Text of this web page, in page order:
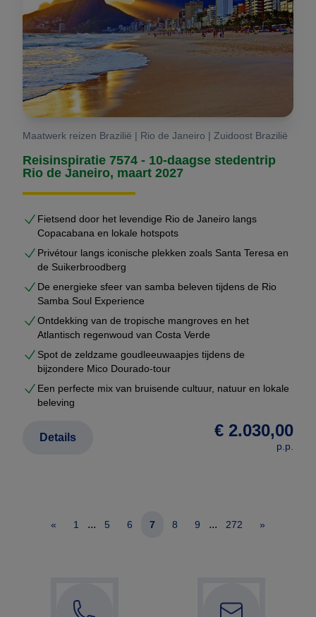
Maatwerk reizen Brazilië | Rio de Janeiro | Zuidoost Brazilië
Reisinspiratie 7574 - 10-daagse stedentrip
Rio de Janeiro, maart 2027
Fietsend door het levendige Rio de Janeiro langs
Copacabana en lokale hotspots
Privétour langs iconische plekken zoals Santa Teresa en
de Suikerbroodberg
De energieke sfeer van samba beleven tijdens de Rio
Samba Soul Experience
Ontdekking van de tropische mangroves en het
Atlantisch regenwoud van Costa Verde
Spot de zeldzame goudleeuwaapjes tijdens de
bijzondere Mico Dourado-tour
Een perfecte mix van bruisende cultuur, natuur en lokale
beleving
€ 2.030,00
p.p.
Details
« 1 ... 5 6 7 8 9 ... 272 »